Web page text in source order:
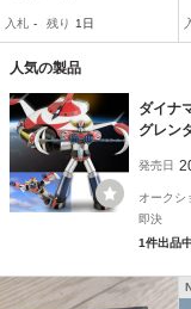
入札 - 残り 1日
人気の製品
ダイナ
グレン
発売日
オークシ
即決
1件出品中